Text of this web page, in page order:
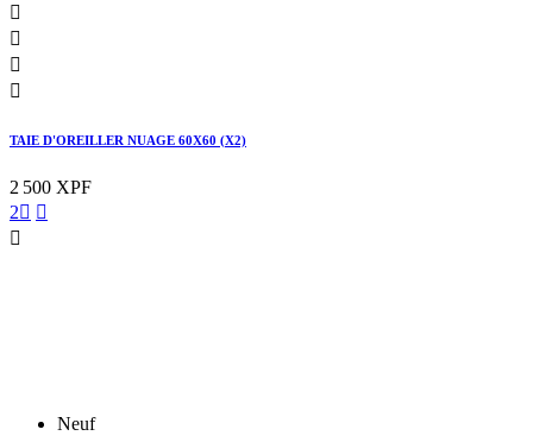




TAIE D'OREILLER NUAGE 60X60 (X2)
2 500 XPF
2 

Neuf